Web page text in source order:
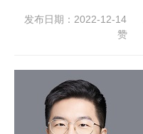
发布日期：2022-12-14
赞